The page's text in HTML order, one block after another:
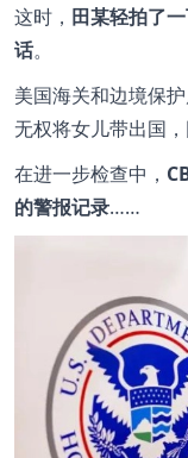
这时， 田某轻拍了
话。
美国海关和边境保
无权将女儿带出国
在进一步检查中，
的警报记录……